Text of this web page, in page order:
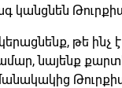
կանցնեն
թե ինչ
նայենք